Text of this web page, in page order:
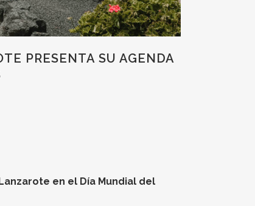
PRESENTA SU AGENDA
en el Día Mundial del